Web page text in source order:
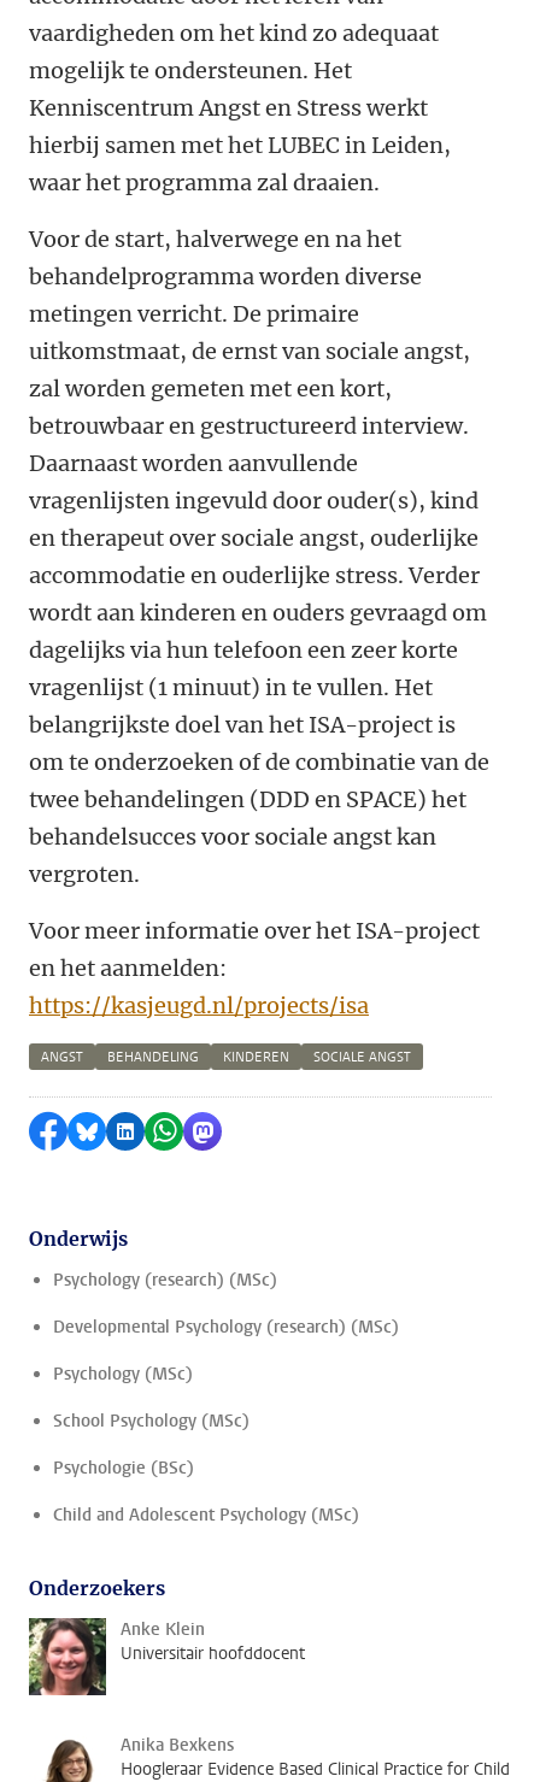
vaardigheden om het kind zo adequaat
mogelijk te ondersteunen. Het
Kenniscentrum Angst en Stress werkt
hierbij samen met het LUBEC in Leiden,
waar het programma zal draaien.
Voor de start, halverwege en na het
behandelprogramma worden diverse
metingen verricht. De primaire
uitkomstmaat, de ernst van sociale angst,
zal worden gemeten met een kort,
betrouwbaar en gestructureerd interview.
Daarnaast worden aanvullende
vragenlijsten ingevuld door ouder(s), kind
en therapeut over sociale angst, ouderlijke
accommodatie en ouderlijke stress. Verder
wordt aan kinderen en ouders gevraagd om
dagelijks via hun telefoon een zeer korte
vragenlijst (1 minuut) in te vullen. Het
belangrijkste doel van het ISA-project is
om te onderzoeken of de combinatie van de
twee behandelingen (DDD en SPACE) het
behandelsucces voor sociale angst kan
vergroten.
Voor meer informatie over het ISA-project
en het aanmelden:
https://kasjeugd.nl/projects/isa
ANGST BEHANDELING KINDEREN SOCIALE ANGST
Delen op Facebook
Delen via Bluesky
Delen op LinkedIn
Delen via WhatsApp
Delen via Mastodon
Onderwijs
Psychology (research) (MSc)
Developmental Psychology (research) (MSc)
Psychology (MSc)
School Psychology (MSc)
Psychologie (BSc)
Child and Adolescent Psychology (MSc)
Onderzoekers
Anke Klein
Universitair hoofddocent
Anika Bexkens
Hoogleraar Evidence Based Clinical Practice for Child